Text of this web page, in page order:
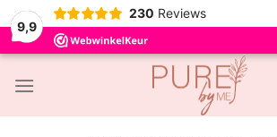
9,9
230 Reviews
Skip